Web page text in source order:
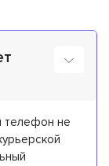
телефон не